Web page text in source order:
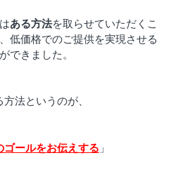
ある方法を取らせていただくこ
低価格でのご提供を実現させる
できました。
法というのが、
ゴールをお伝えする 」